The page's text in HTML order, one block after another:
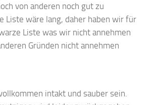
von anderen noch gut zu
Liste wäre lang, daher haben wir für
Liste was wir nicht annehmen
Gründen nicht annehmen
intakt und sauber sein.